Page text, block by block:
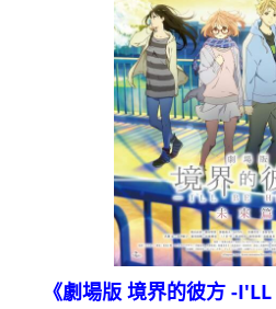
《劇場版 境界的彼方 -I'LL